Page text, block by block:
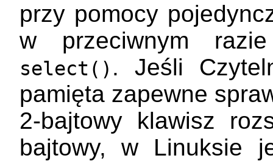
przy pomocy
w przeciwnym
select() . Jeśli
pamięta zapewne
2-bajtowy klawisz
bajtowy, w Linuksie